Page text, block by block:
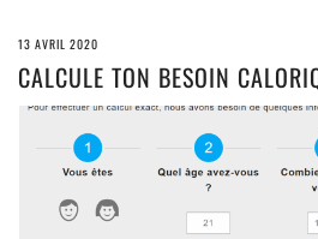
13 AVRIL 2020
CALCULE TON BESOIN